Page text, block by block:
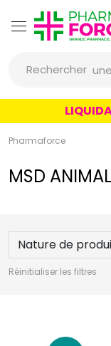
Rechercher
un
un
Pharmaforce
MSD
Nature de
Réinitialiser les filtres